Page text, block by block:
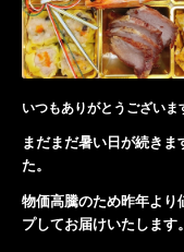
いつもありがとうございま
まだまだ暑い日が続きま
た。
物価高騰のため昨年より
プしてお届けいたします。